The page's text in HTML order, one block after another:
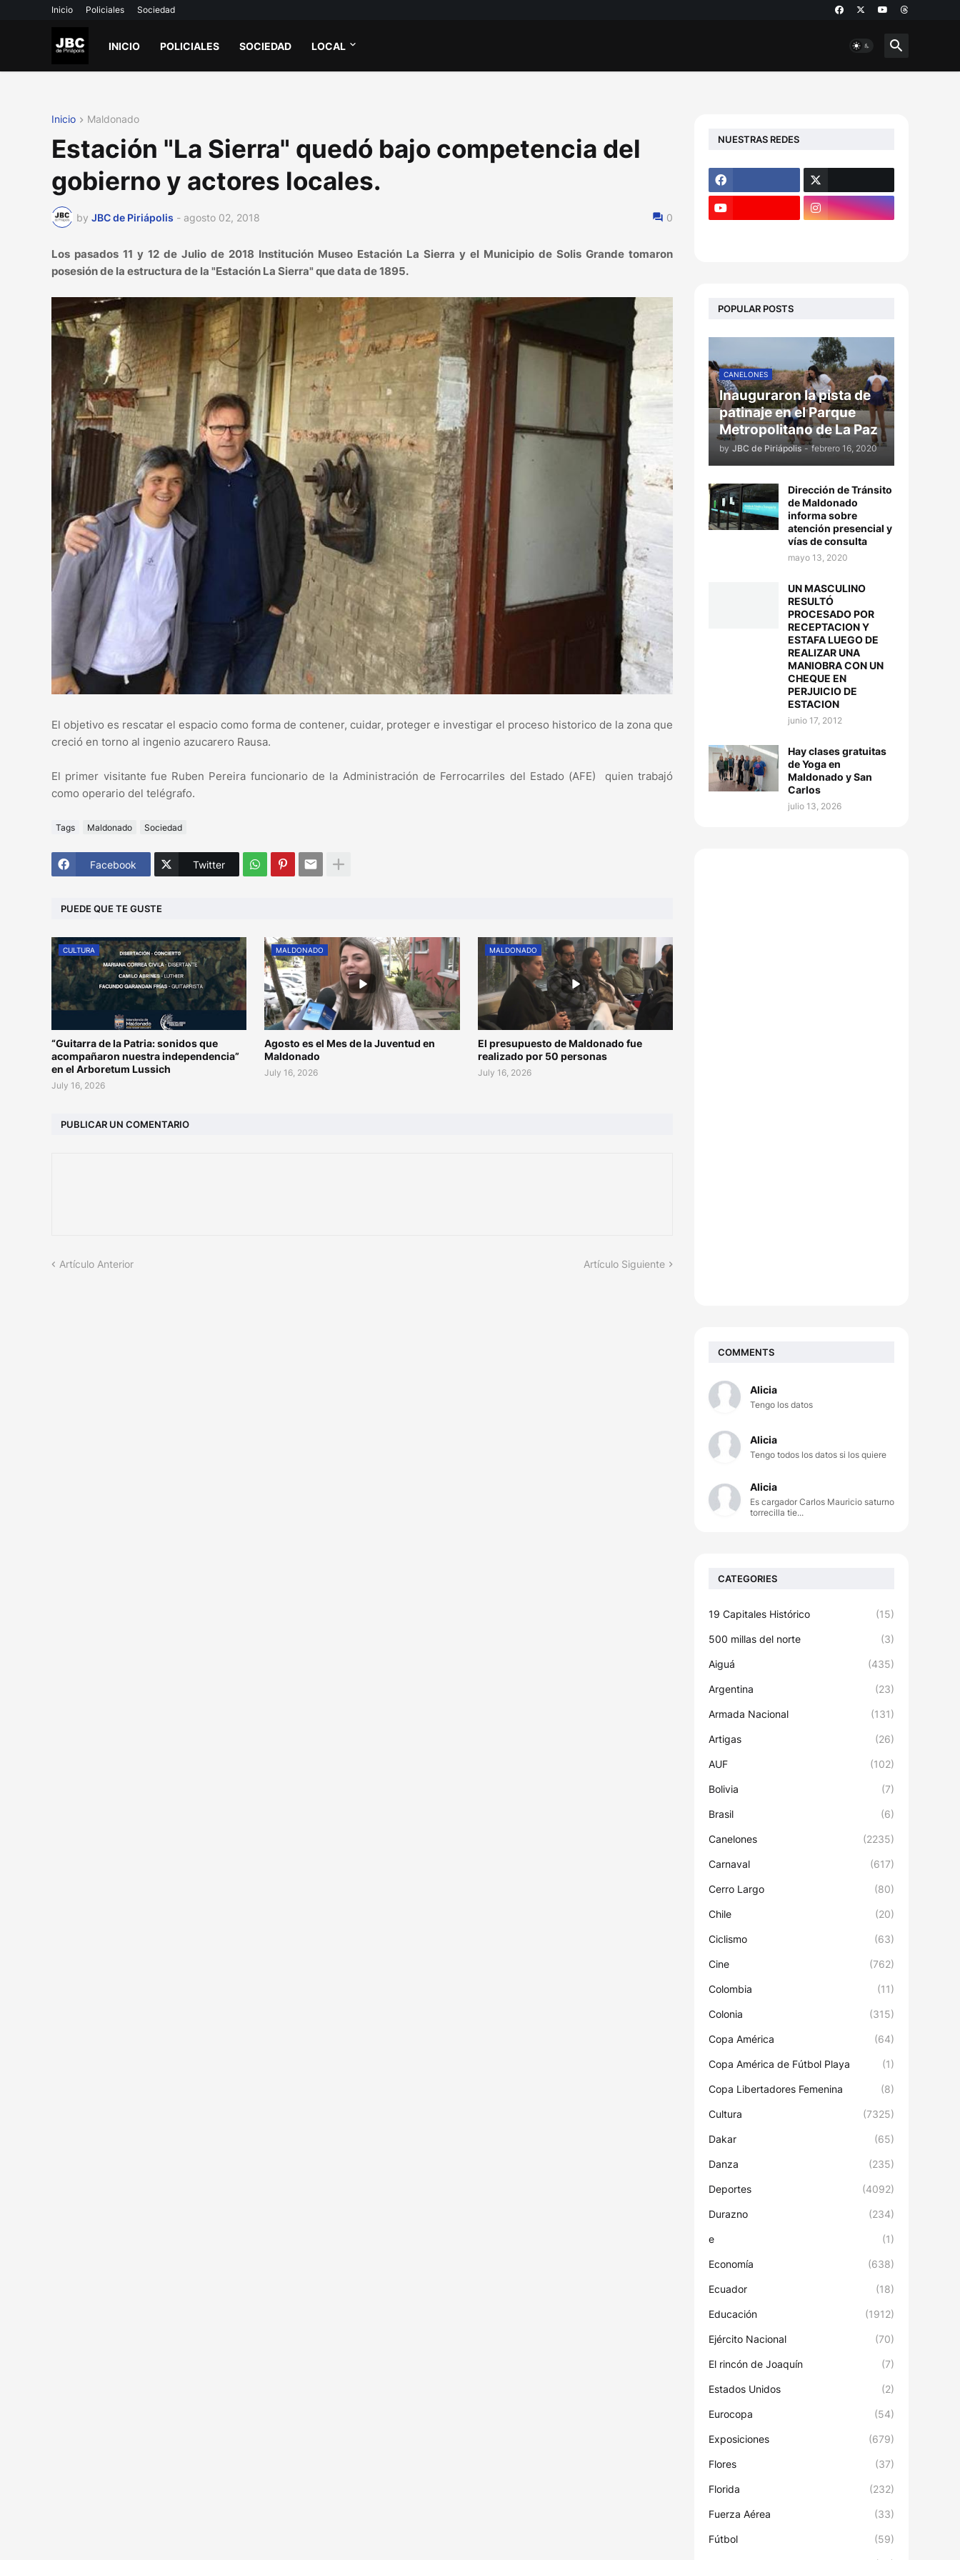
Inicio Policiales Sociedad
INICIO POLICIALES SOCIEDAD LOCAL
Inicio Maldonado
Estación "La Sierra" quedó bajo competencia del
gobierno y actores locales.
by JBC de Piriápolis - agosto 02, 2018 0
Los pasados 11 y 12 de Julio de 2018 Institución Museo Estación La Sierra y el Municipio de Solis Grande tomaron
posesión de la estructura de la "Estación La Sierra" que data de 1895.
El objetivo es rescatar el espacio como forma de contener, cuidar, proteger e investigar el proceso historico de la zona que
creció en torno al ingenio azucarero Rausa.
El primer visitante fue Ruben Pereira funcionario de la Administración de Ferrocarriles del Estado (AFE) quien trabajó
como operario del telégrafo.
Tags Maldonado Sociedad
Facebook Twitter
PUEDE QUE TE GUSTE
CULTURA
“Guitarra de la Patria: sonidos que
acompañaron nuestra independencia”
en el Arboretum Lussich
July 16, 2026
MALDONADO
Agosto es el Mes de la Juventud en
Maldonado
July 16, 2026
MALDONADO
El presupuesto de Maldonado fue
realizado por 50 personas
July 16, 2026
PUBLICAR UN COMENTARIO
Artículo Anterior Artículo Siguiente
NUESTRAS REDES
POPULAR POSTS
CANELONES
Inauguraron la pista de
patinaje en el Parque
Metropolitano de La Paz
by JBC de Piriápolis - febrero 16, 2020
Dirección de Tránsito
de Maldonado
informa sobre
atención presencial y
vías de consulta
mayo 13, 2020
UN MASCULINO
RESULTÓ
PROCESADO POR
RECEPTACION Y
ESTAFA LUEGO DE
REALIZAR UNA
MANIOBRA CON UN
CHEQUE EN
PERJUICIO DE
ESTACION
junio 17, 2012
Hay clases gratuitas
de Yoga en
Maldonado y San
Carlos
julio 13, 2026
COMMENTS
Alicia
Tengo los datos
Alicia
Tengo todos los datos si los quiere
Alicia
Es cargador Carlos Mauricio saturno
torrecilla tie...
CATEGORIES
19 Capitales Histórico (15)
500 millas del norte (3)
Aiguá (435)
Argentina (23)
Armada Nacional (131)
Artigas (26)
AUF (102)
Bolivia (7)
Brasil (6)
Canelones (2235)
Carnaval (617)
Cerro Largo (80)
Chile (20)
Ciclismo (63)
Cine (762)
Colombia (11)
Colonia (315)
Copa América (64)
Copa América de Fútbol Playa (1)
Copa Libertadores Femenina (8)
Cultura (7325)
Dakar (65)
Danza (235)
Deportes (4092)
Durazno (234)
e (1)
Economía (638)
Ecuador (18)
Educación (1912)
Ejército Nacional (70)
El rincón de Joaquín (7)
Estados Unidos (2)
Eurocopa (54)
Exposiciones (679)
Flores (37)
Florida (232)
Fuerza Aérea (33)
Fútbol (59)